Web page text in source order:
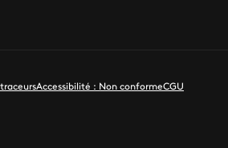
Accessibilité : Non conformeCGU